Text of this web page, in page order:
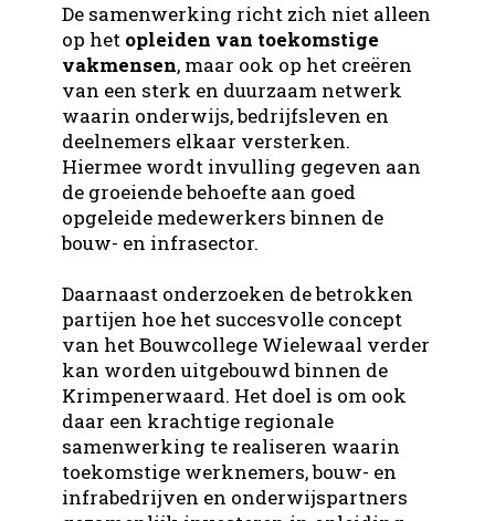
De samenwerking richt zich niet alleen
op het opleiden van toekomstige
vakmensen, maar ook op het creëren
van een sterk en duurzaam netwerk
waarin onderwijs, bedrijfsleven en
deelnemers elkaar versterken.
Hiermee wordt invulling gegeven aan
de groeiende behoefte aan goed
opgeleide medewerkers binnen de
bouw- en infrasector.
Daarnaast onderzoeken de betrokken
partijen hoe het succesvolle concept
van het Bouwcollege Wielewaal verder
kan worden uitgebouwd binnen de
Krimpenerwaard. Het doel is om ook
daar een krachtige regionale
samenwerking te realiseren waarin
toekomstige werknemers, bouw- en
infrabedrijven en onderwijspartners